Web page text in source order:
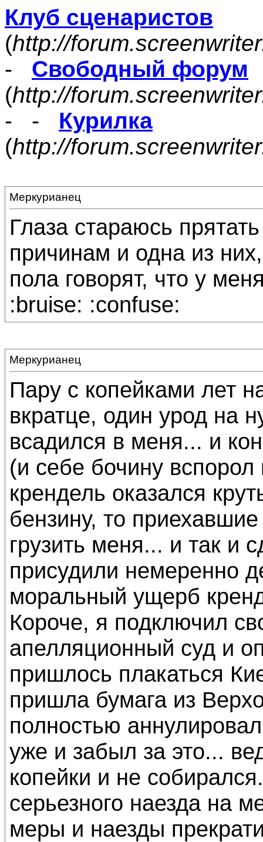
Клуб сценаристов
(http://
- Свободный форум
(http://
- - Курилка
(http://
Меркурианец
Глаза стараюсь
причинам и одна из
пола говорят, что у
:bruise: :confuse:
Меркурианец
Пару с копейками лет
вкратце, один урод на
всадился в меня... и
(и себе бочину
крендель оказался
бензину, то
грузить меня... и так и
присудили немеренно
моральный ущерб
Короче, я подключил
апелляционный суд и
пришлось плакаться
пришла бумага из
полностью
уже и забыл за это...
копейки и не
серьезного наезда на
меры и наезды